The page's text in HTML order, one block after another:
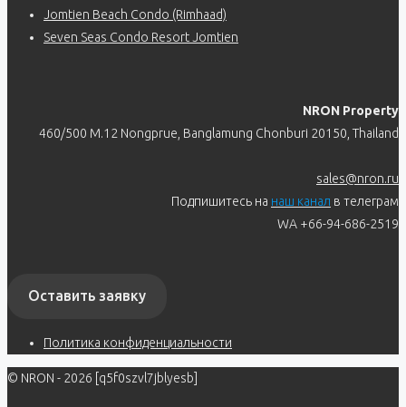
Jomtien Beach Condo (Rimhaad)
Seven Seas Condo Resort Jomtien
NRON Property
460/500 M.12 Nongprue, Banglamung Chonburi 20150, Thailand
sales@nron.ru
Подпишитесь на наш канал в телеграм
WA +66-94-686-2519
Оставить заявку
Политика конфиденциальности
© NRON - 2026 [q5f0szvl7jblyesb]